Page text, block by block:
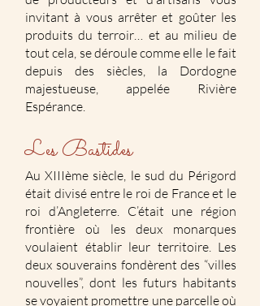
invitant à vous arrêter et goûter les
produits du terroir… et au milieu de
tout cela, se déroule comme elle le fait
depuis des siècles, la Dordogne
majestueuse, appelée Rivière
Espérance.
Les Bastides
Au XIIIème siècle, le sud du Périgord
était divisé entre le roi de France et le
roi d’Angleterre. C’était une région
frontière où les deux monarques
voulaient établir leur territoire. Les
deux souverains fondèrent des “villes
nouvelles”, dont les futurs habitants
se voyaient promettre une parcelle où